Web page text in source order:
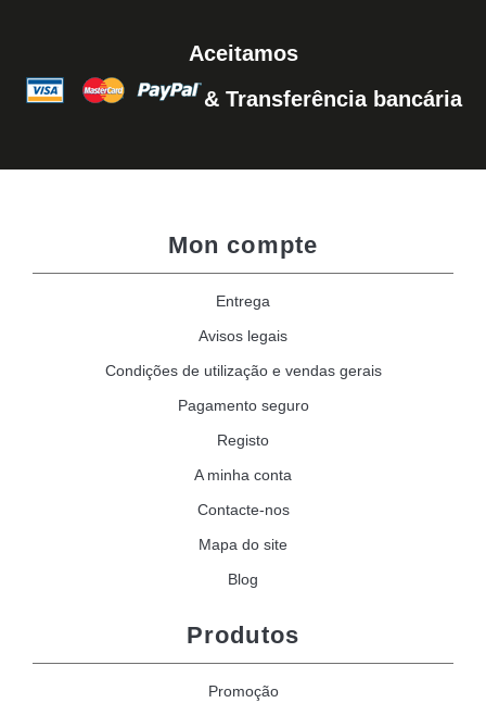
Aceitamos
& Transferência bancária
Mon compte
Entrega
Avisos legais
Condições de utilização e vendas gerais
Pagamento seguro
Registo
A minha conta
Contacte-nos
Mapa do site
Blog
Produtos
Promoção